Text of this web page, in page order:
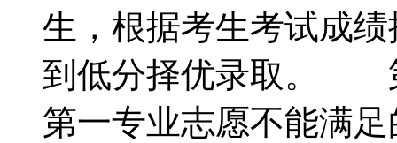
生，根据考生考试成
到低分择优录取。
第一专业志愿不能满